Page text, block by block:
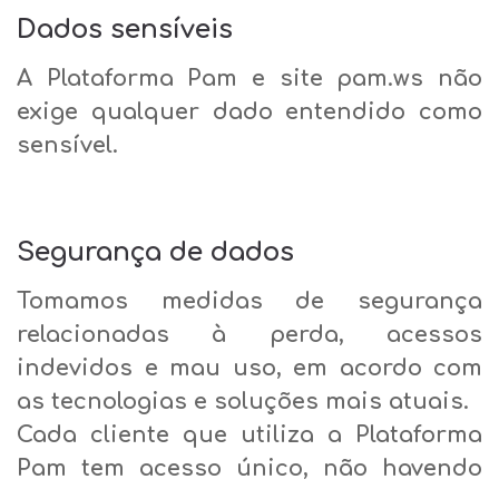
Dados sensíveis
A Plataforma Pam e site pam.ws não
exige qualquer dado entendido como
sensível.
Segurança de dados
Tomamos medidas de segurança
relacionadas à perda, acessos
indevidos e mau uso, em acordo com
as tecnologias e soluções mais atuais.
Cada cliente que utiliza a Plataforma
Pam tem acesso único, não havendo